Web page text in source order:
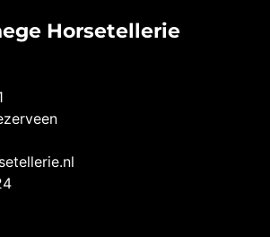
Horsetellerie